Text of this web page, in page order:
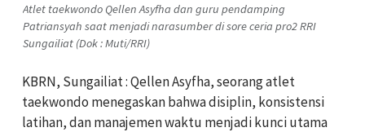
Atlet taekwondo Qellen Asyfha dan guru pendamping
Patriansyah saat menjadi narasumber di sore ceria pro2 RRI
Sungailiat (Dok : Muti/RRI)
KBRN, Sungailiat : Qellen Asyfha, seorang atlet
taekwondo menegaskan bahwa disiplin, konsistensi
latihan, dan manajemen waktu menjadi kunci utama